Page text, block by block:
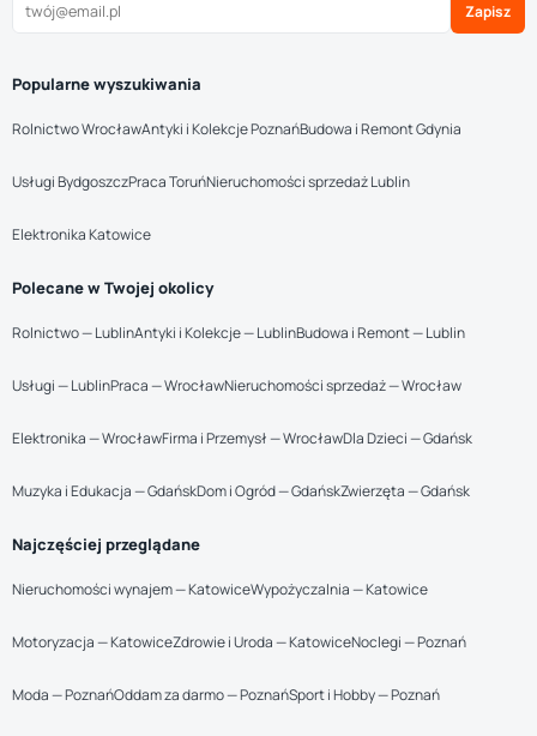
Zapisz
Popularne wyszukiwania
Rolnictwo WrocławAntyki i Kolekcje PoznańBudowa i Remont Gdynia
Usługi BydgoszczPraca ToruńNieruchomości sprzedaż Lublin
Elektronika Katowice
Polecane w Twojej okolicy
Rolnictwo — LublinAntyki i Kolekcje — LublinBudowa i Remont — Lublin
Usługi — LublinPraca — WrocławNieruchomości sprzedaż — Wrocław
Elektronika — WrocławFirma i Przemysł — WrocławDla Dzieci — Gdańsk
Muzyka i Edukacja — GdańskDom i Ogród — GdańskZwierzęta — Gdańsk
Najczęściej przeglądane
Nieruchomości wynajem — KatowiceWypożyczalnia — Katowice
Motoryzacja — KatowiceZdrowie i Uroda — KatowiceNoclegi — Poznań
Moda — PoznańOddam za darmo — PoznańSport i Hobby — Poznań